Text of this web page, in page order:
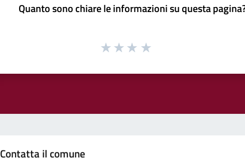
Quanto sono chiare le informazioni su questa
Contatta il comune